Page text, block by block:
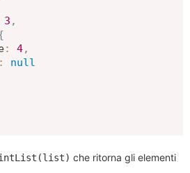
3 ,
: 4,
:
null
che ritorna gli elementi